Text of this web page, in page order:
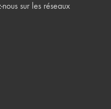
sur les réseaux